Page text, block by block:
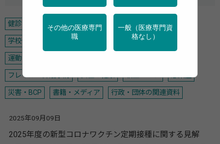
健診・検診 特定保健指導 産業保健 地域保健
学校保健 メンタルヘルス アルコール
運動
フレイル・介護予防 女性の健康 新型コロナ 感染症
災害・BCP 書籍・メディア 行政・団体の関連資料
2025年09月09日
2025年度の新型コロナワクチン定期接種に関する見解
その他の医療専門
職
一般（医療専門資
格なし）